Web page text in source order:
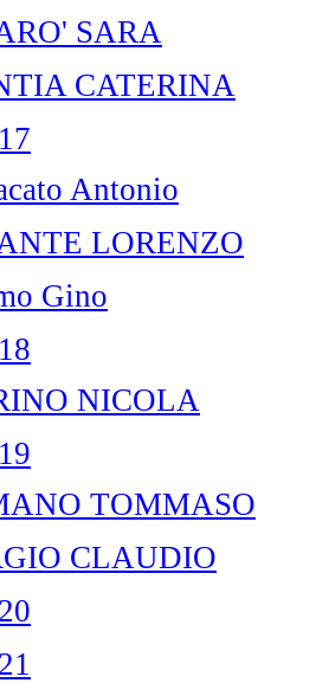
SARA
CATERINA
Antonio
LORENZO
Gino
NICOLA
TOMMASO
CLAUDIO